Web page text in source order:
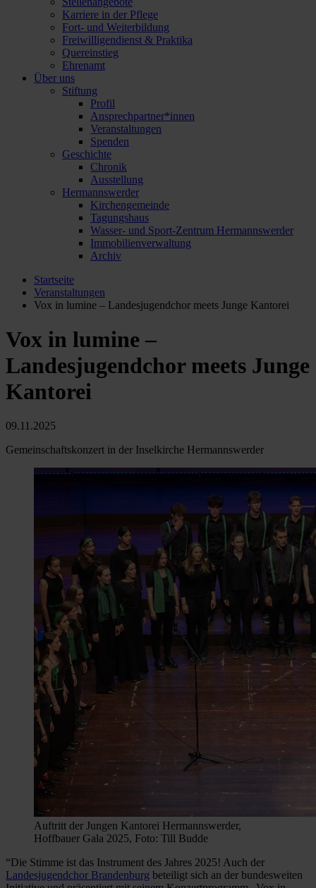
Karriere in der Pflege
Fort- und Weiterbildung
Freiwilligendienst & Praktika
Quereinstieg
Ehrenamt
Über uns
Stiftung
Profil
Ansprechpartner*innen
Veranstaltungen
Spenden
Geschichte
Chronik
Ausstellung
Hermannswerder
Kirchengemeinde
Tagungshaus
Wasser- und Sport-Zentrum Hermannswerder
Immobilienverwaltung
Archiv
Startseite
Veranstaltungen
Vox in lumine – Landesjugendchor meets Junge Kantorei
Vox in lumine –
Landesjugendchor meets Junge
Kantorei
09.11.2025
Gemeinschaftskonzert in der Inselkirche Hermannswerder
Auftritt der Jungen Kantorei Hermannswerder,
Hoffbauer Gala 2025, Foto: Till Budde
“Die Stimme ist das Instrument des Jahres 2025! Auch der
Landesjugendchor Brandenburg beteiligt sich an der bundesweiten